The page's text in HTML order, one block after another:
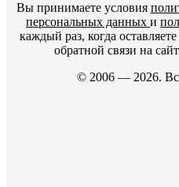
Вы принимаете условия
персональных данных и
каждый раз, когда
обратной связи на
© 2006 — 2026.